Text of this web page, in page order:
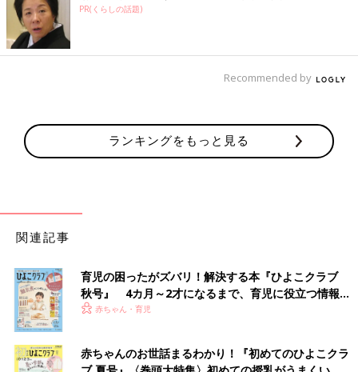
PR(くらしの話題)
Recommended by
ランキングをもっと見る
関連記事
育児の困ったがズバリ！解決する本『ひよこクラブ
秋号』 4カ月～2才になるまで、育児に役立つ情報が
いっぱい！
赤ちゃん・育児
赤ちゃんのお世話まるわかり！『初めてのひよこクラ